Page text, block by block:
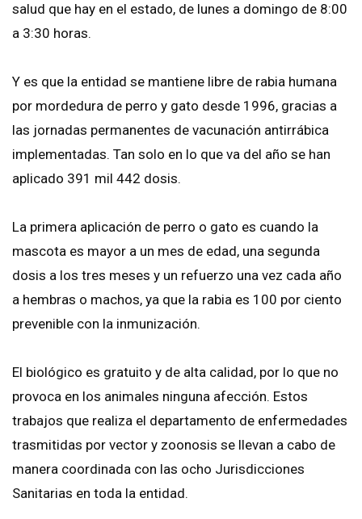
salud que hay en el estado, de lunes a domingo de 8:00
a 3:30 horas.
Y es que la entidad se mantiene libre de rabia humana
por mordedura de perro y gato desde 1996, gracias a
las jornadas permanentes de vacunación antirrábica
implementadas. Tan solo en lo que va del año se han
aplicado 391 mil 442 dosis.
La primera aplicación de perro o gato es cuando la
mascota es mayor a un mes de edad, una segunda
dosis a los tres meses y un refuerzo una vez cada año
a hembras o machos, ya que la rabia es 100 por ciento
prevenible con la inmunización.
El biológico es gratuito y de alta calidad, por lo que no
provoca en los animales ninguna afección. Estos
trabajos que realiza el departamento de enfermedades
trasmitidas por vector y zoonosis se llevan a cabo de
manera coordinada con las ocho Jurisdicciones
Sanitarias en toda la entidad.